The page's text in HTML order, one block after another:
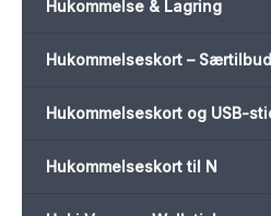
Hukommelse & Lagring
Hukommelseskort – Særtilbud
Hukommelseskort og USB-
Hukommelseskort til N